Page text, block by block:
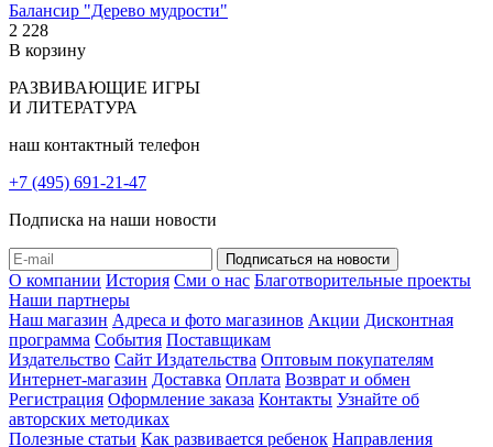
Балансир "Дерево мудрости"
2 228
В корзину
РАЗВИВАЮЩИЕ ИГРЫ
И ЛИТЕРАТУРА
наш контактный телефон
+7 (495) 691-21-47
Подписка на наши новости
О компании История Сми о нас Благотворительные проекты
Наши партнеры
Наш магазин Адреса и фото магазинов Акции Дисконтная
программа События Поставщикам
Издательство Сайт Издательства Оптовым покупателям
Интернет-магазин Доставка Оплата Возврат и обмен
Регистрация Оформление заказа Контакты Узнайте об
авторских методиках
Полезные статьи Как развивается ребенок Направления